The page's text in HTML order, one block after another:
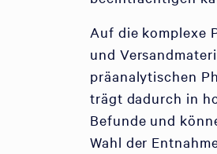
Auf die komplexe
und
präanalytischen
trägt dadurch in
Befunde und
Wahl der